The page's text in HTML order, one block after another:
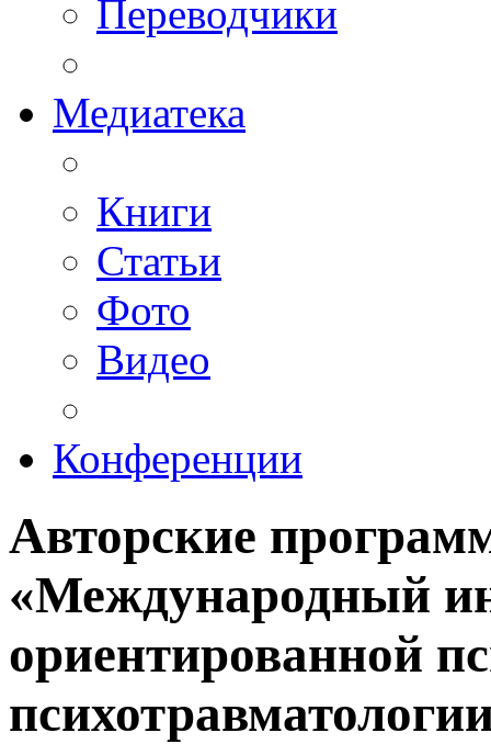
Переводчики
Медиатека
Книги
Статьи
Фото
Видео
Конференции
Авторские
«Международный
ориентированной